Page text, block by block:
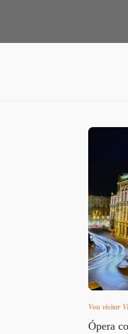
Vou visitar
Ópera